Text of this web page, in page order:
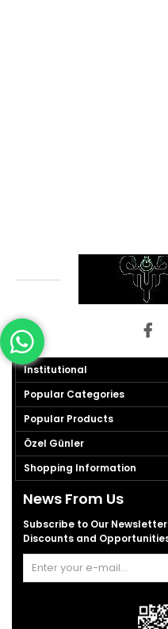
Institutional
Popular Categories
Popular Products
Özel Günler
Shopping Information
News From Us
Subscribe to Our
Discounts and